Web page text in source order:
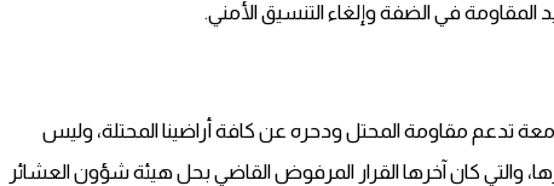
في الضفة وإلغاء التنسيق الأمني.
تدعم مقاومة المحتل ودحره عن كافة أراضينا المحتلة، وليس
والتي كان آخرها القرار المرفوض القاضي بحل هيئة شؤون العشائر